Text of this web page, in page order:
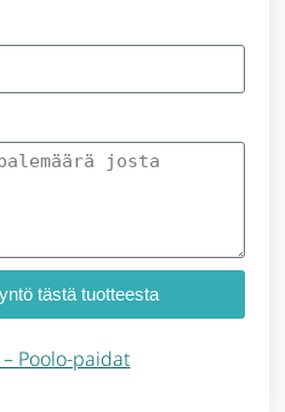
tästä tuotteesta
Poolo-paidat